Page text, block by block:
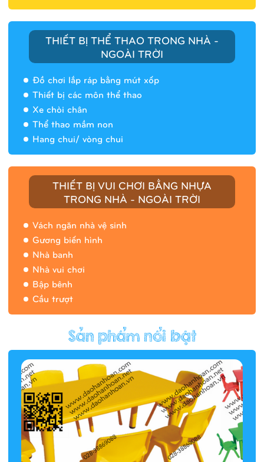
THIẾT BỊ THỂ THAO TRONG NHÀ -
NGOÀI TRỜI
Đồ chơi lắp ráp bằng mút xốp
Thiết bị các môn thể thao
Xe chòi chân
Thể thao mầm non
Hang chui/ vòng chui
THIẾT BỊ VUI CHƠI BẰNG NHỰA
TRONG NHÀ - NGOÀI TRỜI
Vách ngăn nhà vệ sinh
Gương biến hình
Nhà banh
Nhà vui chơi
Bập bênh
Cầu trượt
Nhà banh 9H5408
Hàng rào/nhà banh 9H5412